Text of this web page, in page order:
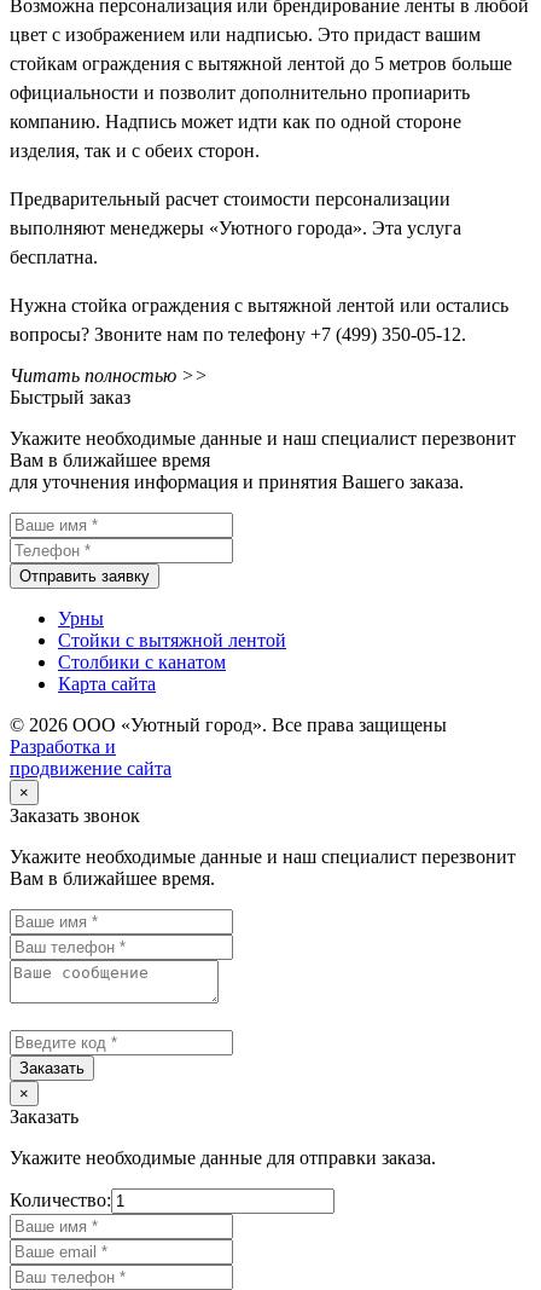
Возможна персонализация или брендирование ленты в любой
цвет с изображением или надписью. Это придаст вашим
стойкам ограждения с вытяжной лентой до 5 метров больше
официальности и позволит дополнительно пропиарить
компанию. Надпись может идти как по одной стороне
изделия, так и с обеих сторон.
Предварительный расчет стоимости персонализации
выполняют менеджеры «Уютного города». Эта услуга
бесплатна.
Нужна стойка ограждения с вытяжной лентой или остались
вопросы? Звоните нам по телефону +7 (499) 350-05-12.
Читать полностью >>
Быстрый заказ
Укажите необходимые данные и наш специалист перезвонит
Вам в ближайшее время
для уточнения информация и принятия Вашего заказа.
Отправить заявку
Урны
Стойки с вытяжной лентой
Столбики с канатом
Карта сайта
© 2026 ООО «Уютный город». Все права защищены
Разработка и
продвижение сайта
×
Заказать звонок
Укажите необходимые данные и наш специалист перезвонит
Вам в ближайшее время.
Заказать
×
Заказать
Укажите необходимые данные для отправки заказа.
Количество: